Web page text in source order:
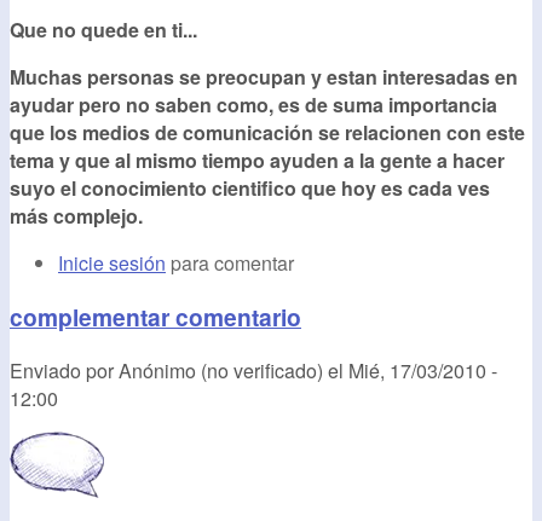
Que no quede en ti...
Muchas personas se preocupan y estan interesadas en
ayudar pero no saben como, es de suma importancia
que los medios de comunicación se relacionen con este
tema y que al mismo tiempo ayuden a la gente a hacer
suyo el conocimiento cientifico que hoy es cada ves
más complejo.
Inicie sesión para comentar
complementar comentario
Enviado porAnónimo (no verificado) el Mié, 17/03/2010 -
12:00